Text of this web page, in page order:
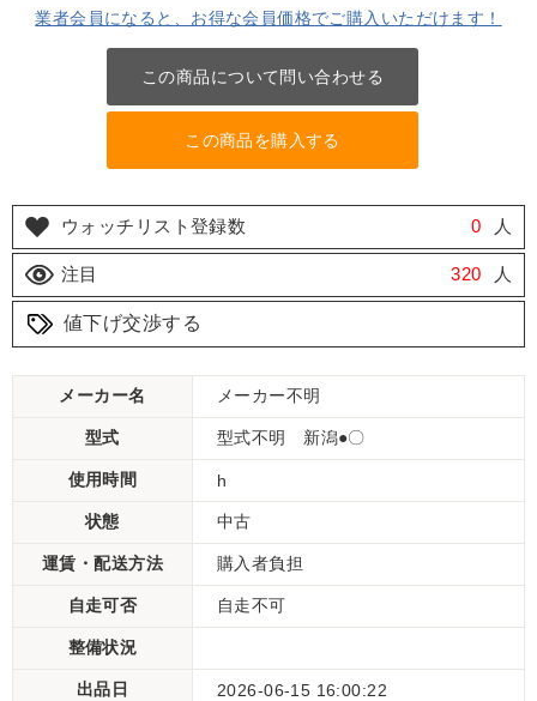
業者会員になると、お得な会員価格でご購入いただけます！
この商品について問い合わせる
この商品を購入する
ウォッチリスト登録数 0 人
注目 320 人
値下げ交渉する
メーカー名 メーカー不明
型式 型式不明 新潟●〇
使用時間 h
状態 中古
運賃・配送方法 購入者負担
自走可否 自走不可
整備状況
出品日 2026-06-15 16:00:22